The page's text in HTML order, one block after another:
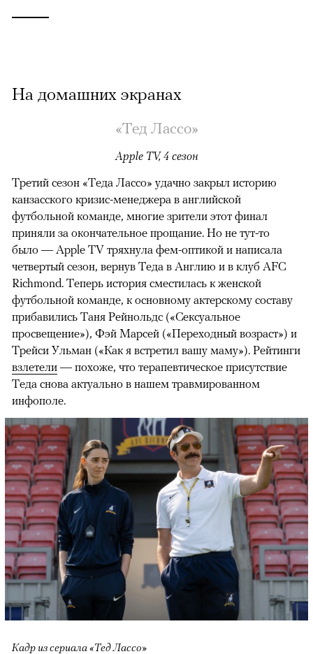
На домашних экранах
«Тед Лассо»
Apple TV, 4 сезон
00:00 / 00:00
Третий сезон «Теда Лассо» удачно закрыл историю
канзасского кризис-менеджера в английской
футбольной команде, многие зрители этот финал
приняли за окончательное прощание. Но не тут-то
было — Apple TV тряхнула фем-оптикой и написала
четвертый сезон, вернув Теда в Англию и в клуб AFC
Richmond. Теперь история сместилась к женской
футбольной команде, к основному актерскому составу
прибавились Таня Рейнольдс («Сексуальное
просвещение»), Фэй Марсей («Переходный возраст») и
Трейси Ульман («Как я встретил вашу маму»). Рейтинги
взлетели — похоже, что терапевтическое присутствие
Теда снова актуально в нашем травмированном
инфополе.
Кадр из сериала «Тед Лассо»